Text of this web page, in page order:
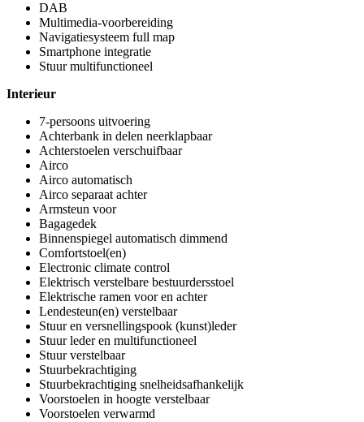
DAB
Multimedia-voorbereiding
Navigatiesysteem full map
Smartphone integratie
Stuur multifunctioneel
Interieur
7-persoons uitvoering
Achterbank in delen neerklapbaar
Achterstoelen verschuifbaar
Airco
Airco automatisch
Airco separaat achter
Armsteun voor
Bagagedek
Binnenspiegel automatisch dimmend
Comfortstoel(en)
Electronic climate control
Elektrisch verstelbare bestuurdersstoel
Elektrische ramen voor en achter
Lendesteun(en) verstelbaar
Stuur en versnellingspook (kunst)leder
Stuur leder en multifunctioneel
Stuur verstelbaar
Stuurbekrachtiging
Stuurbekrachtiging snelheidsafhankelijk
Voorstoelen in hoogte verstelbaar
Voorstoelen verwarmd